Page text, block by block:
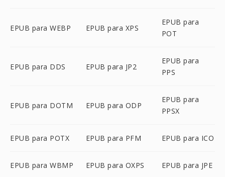
EPUB para WEBP EPUB para XPS
EPUB para
POT
EPUB para DDS EPUB para JP2
EPUB para
PPS
EPUB para DOTM EPUB para ODP
EPUB para
PPSX
EPUB para POTX EPUB para PFM EPUB para ICO
EPUB para WBMP EPUB para OXPS EPUB para JPE